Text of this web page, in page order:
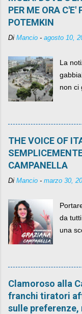
PER ME ORA
POTEMKIN
Di Mancio - agosto 10,
La
non ci
per
più.
THE VOICE OF
CAMPANELLA
Di Mancio - marzo 30,
da
una
Clamoroso alla
franchi tiratori
sulle